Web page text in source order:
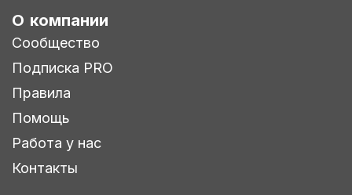
О компании
Сообщество
Подписка PRO
Правила
Помощь
Работа у нас
Контакты